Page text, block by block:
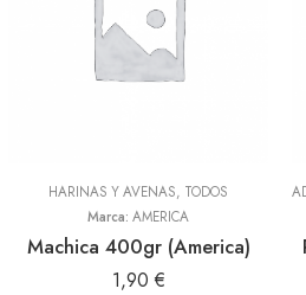
HARINAS Y AVENAS, TODOS
Marca: AMERICA
Machica 400gr (America)
1,90 €